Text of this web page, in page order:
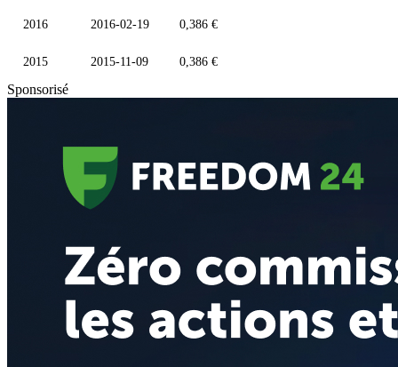
2016 2016-02-19 0,386 €
2015 2015-11-09 0,386 €
Sponsorisé